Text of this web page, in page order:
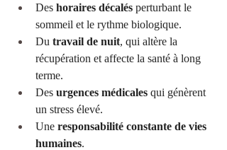
Des horaires décalés perturbant le
sommeil et le rythme biologique.
Du travail de nuit, qui altère la
récupération et affecte la santé à long
terme.
Des urgences médicales qui génèrent
un stress élevé.
Une responsabilité constante de vies
humaines.